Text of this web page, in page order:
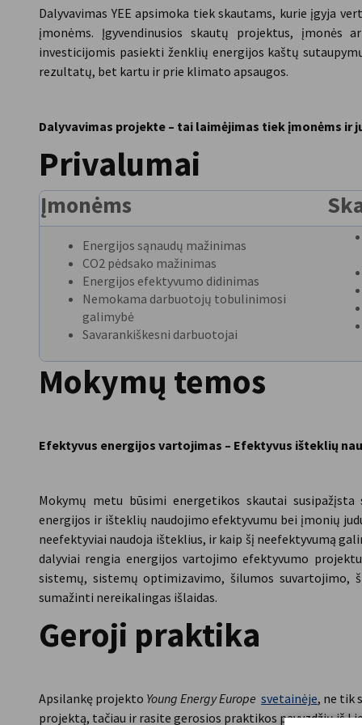
Dalyvavimas YEE apsimoka tiek skautams, kurie įgyja
įmonėms. Įgyvendinusios skautų projektus,
investicijomis pasiekti ženklių energijos kaštų
rezultatų, bet kartu ir prie klimato apsaugos.
Dalyvavimas projekte – tai laimėjimas tiek įmonėms
Privalumai
Įmonėms
Energijos sąnaudų mažinimas
CO2 pėdsako mažinimas
Energijos efektyvumo didinimas
Nemokama darbuotojų tobulinimosi
galimybė
Savarankiškesni darbuotojai
Mokymų temos
Efektyvus energijos vartojimas – Efektyvus išteklių
Mokymų metu būsimi energetikos skautai
energijos ir išteklių naudojimo efektyvumu bei įmonių
neefektyviai naudoja išteklius, ir kaip šį neefektyvumą
dalyviai rengia energijos vartojimo efektyvumo
sistemų, sistemų optimizavimo, šilumos suvartojimo,
sumažinti nereikalingas išlaidas.
Geroji praktika
Apsilankę projekto Young Energy Europe svetainėje, ne tik
projektą, tačiau ir rasite gerosios praktikos pavyzdžių iš